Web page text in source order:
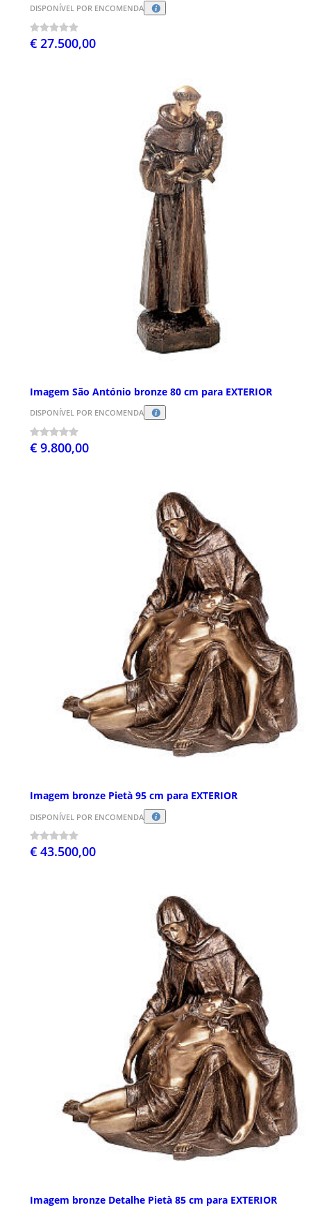
DISPONÍVEL POR ENCOMENDA
€ 27.500,00
Imagem São António bronze 80 cm para EXTERIOR
DISPONÍVEL POR ENCOMENDA
€ 9.800,00
Imagem bronze Pietà 95 cm para EXTERIOR
DISPONÍVEL POR ENCOMENDA
€ 43.500,00
Imagem bronze Detalhe Pietà 85 cm para EXTERIOR